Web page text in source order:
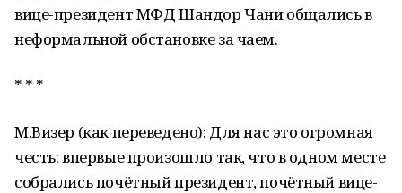
вице-президент МФД Шандор Чани общались в
неформальной обстановке за чаем.
* * *
М.Визер (как переведено): Для нас это огромная
честь: впервые произошло так, что в одном месте
собрались почётный президент, почётный вице-